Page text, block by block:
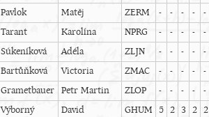
Pavlok Matěj ZERM - - - - -
Tarant Karolína NPRG - - - - -
Súkeníková Adéla ZLJN - - - - -
Bartůňková Victoria ZMAC - - - - -
Grametbauer Petr Martin ZLOP - - - - -
Výborný David GHUM 5 2 3 2 2